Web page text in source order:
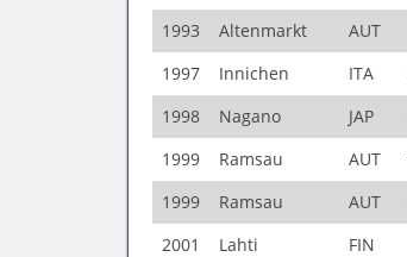
1993
Altenmarkt AUT
1997
Innichen ITA
1998
Nagano JAP
1999
Ramsau AUT
1999
Ramsau AUT
2001
Lahti FIN